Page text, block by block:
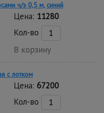
ч/з 0,5 м, синий
Цена: 11280
Кол-во
В корзину
с лотком
Цена: 67200
Кол-во